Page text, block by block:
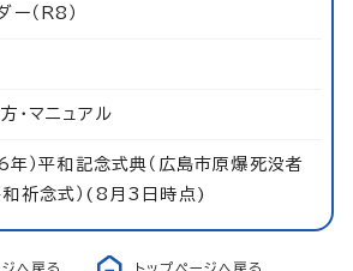
ー（R8）
・マニュアル
）平和記念式典（広島市原爆死没者
祈念式）(8月3日時点)
へ戻る トップページへ戻る